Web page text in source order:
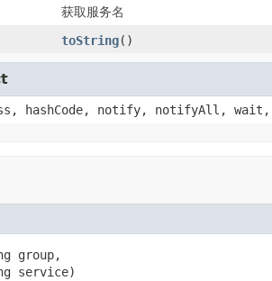
获取服务名
toString()
hashCode, notify, notifyAll,
group,
service)